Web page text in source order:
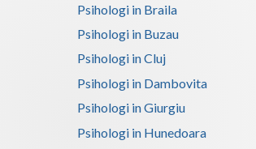
Psihologi in Braila
Psihologi in Buzau
Psihologi in Cluj
Psihologi in Dambovita
Psihologi in Giurgiu
Psihologi in Hunedoara